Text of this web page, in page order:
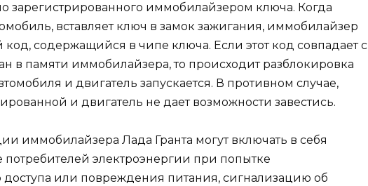
зарегистрированного иммобилайзером ключа. Когда
вставляет ключ в замок зажигания, иммобилайзер
содержащийся в чипе ключа. Если этот код совпадает с
в памяти иммобилайзера, то происходит разблокировка
и двигатель запускается. В противном случае,
и двигатель не дает возможности завестись.
иммобилайзера Лада Гранта могут включать в себя
электроэнергии при попытке
или повреждения питания, сигнализацию об